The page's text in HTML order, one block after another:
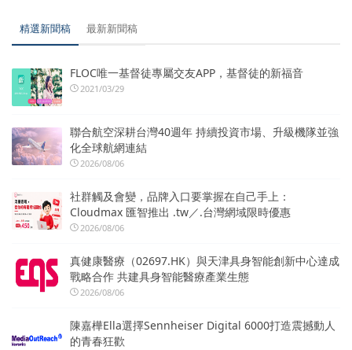
精選新聞稿 最新新聞稿
FLOC唯一基督徒專屬交友APP，基督徒的新福音
2021/03/29
聯合航空深耕台灣40週年 持續投資市場、升級機隊並強
化全球航網連結
2026/08/06
社群觸及會變，品牌入口要掌握在自己手上：
Cloudmax 匯智推出 .tw／.台灣網域限時優惠
2026/08/06
真健康醫療（02697.HK）與天津具身智能創新中心達成
戰略合作 共建具身智能醫療產業生態
2026/08/06
陳嘉樺Ella選擇Sennheiser Digital 6000打造震撼動人
的青春狂歡